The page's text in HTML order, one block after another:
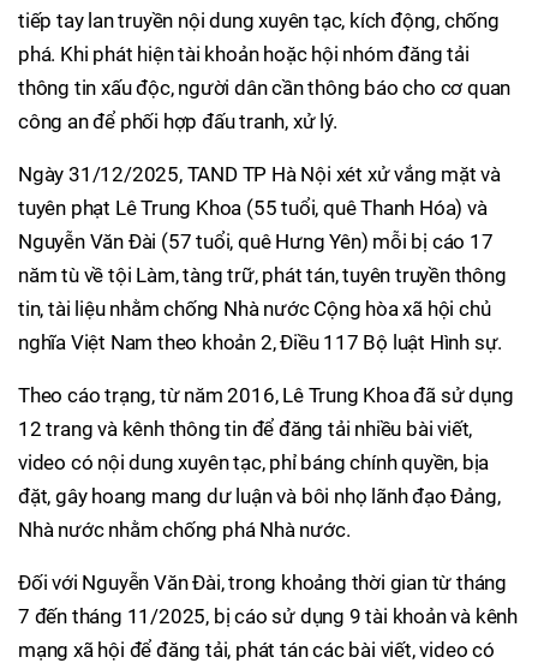
tiếp tay lan truyền nội dung xuyên tạc, kích động, chống
phá. Khi phát hiện tài khoản hoặc hội nhóm đăng tải
thông tin xấu độc, người dân cần thông báo cho cơ quan
công an để phối hợp đấu tranh, xử lý.
Ngày 31/12/2025, TAND TP Hà Nội xét xử vắng mặt và
tuyên phạt Lê Trung Khoa (55 tuổi, quê Thanh Hóa) và
Nguyễn Văn Đài (57 tuổi, quê Hưng Yên) mỗi bị cáo 17
năm tù về tội Làm, tàng trữ, phát tán, tuyên truyền thông
tin, tài liệu nhằm chống Nhà nước Cộng hòa xã hội chủ
nghĩa Việt Nam theo khoản 2, Điều 117 Bộ luật Hình sự.
Theo cáo trạng, từ năm 2016, Lê Trung Khoa đã sử dụng
12 trang và kênh thông tin để đăng tải nhiều bài viết,
video có nội dung xuyên tạc, phỉ báng chính quyền, bịa
đặt, gây hoang mang dư luận và bôi nhọ lãnh đạo Đảng,
Nhà nước nhằm chống phá Nhà nước.
Đối với Nguyễn Văn Đài, trong khoảng thời gian từ tháng
7 đến tháng 11/2025, bị cáo sử dụng 9 tài khoản và kênh
mạng xã hội để đăng tải, phát tán các bài viết, video có